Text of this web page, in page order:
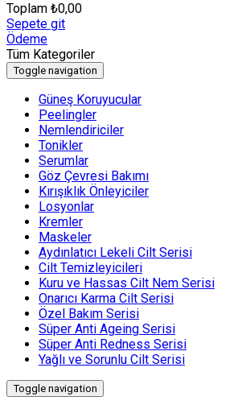
Toplam ₺0,00
Sepete git
Ödeme
Tüm Kategoriler
Toggle navigation
Güneş Koruyucular
Peelingler
Nemlendiriciler
Tonikler
Serumlar
Göz Çevresi Bakımı
Kırışıklık Önleyiciler
Losyonlar
Kremler
Maskeler
Aydınlatıcı Lekeli Cilt Serisi
Cilt Temizleyicileri
Kuru ve Hassas Cilt Nem Serisi
Onarıcı Karma Cilt Serisi
Özel Bakım Serisi
Süper Anti Ageing Serisi
Süper Anti Redness Serisi
Yağlı ve Sorunlu Cilt Serisi
Toggle navigation